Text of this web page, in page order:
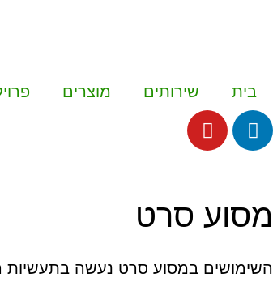
בית שירותים מוצרים
מסוע סרט
השימושים במסוע סרט נעשה בתעשיות